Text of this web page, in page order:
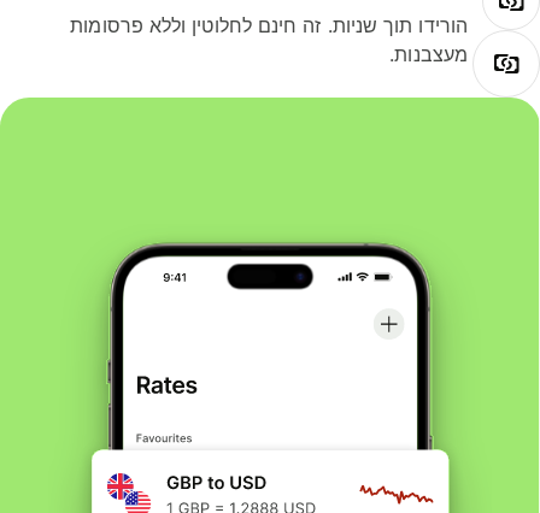
הורידו תוך שניות. זה חינם לחלוטין וללא פרסומות
מעצבנות.